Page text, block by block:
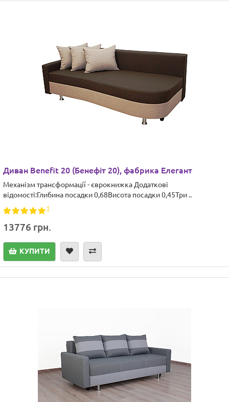
Диван Benefit 20 (Бенефіт 20), фабрика Елегант
Механізм трансформації - єврокнижка Додаткові
відомості:Глибина посадки 0,68Висота посадки 0,45Три ..
1
13776 грн.
КУПИТИ